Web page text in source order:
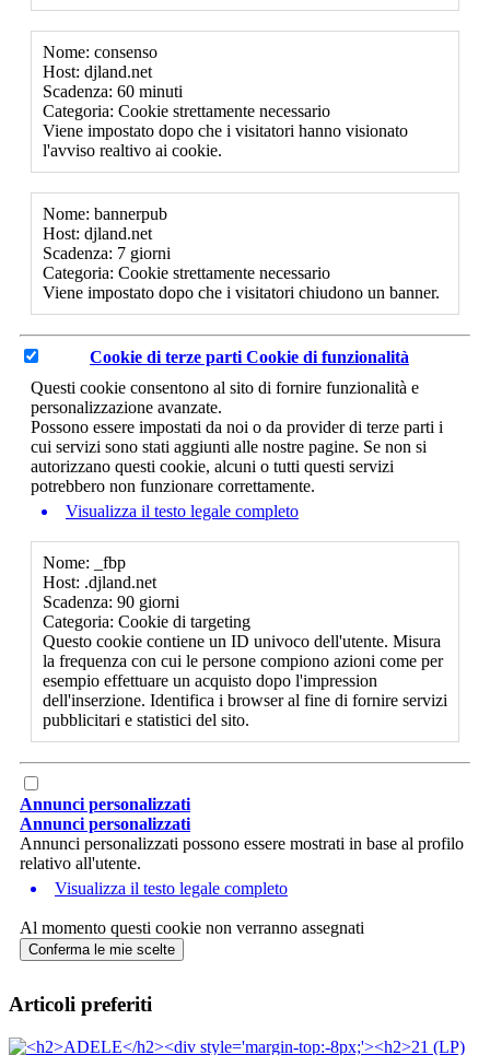
Nome: consenso
Host: djland.net
Scadenza: 60 minuti
Categoria: Cookie strettamente necessario
Viene impostato dopo che i visitatori hanno visionato
l'avviso realtivo ai cookie.
Nome: bannerpub
Host: djland.net
Scadenza: 7 giorni
Categoria: Cookie strettamente necessario
Viene impostato dopo che i visitatori chiudono un banner.
Cookie di terze parti Cookie di funzionalità
Questi cookie consentono al sito di fornire funzionalità e
personalizzazione avanzate.
Possono essere impostati da noi o da provider di terze parti i
cui servizi sono stati aggiunti alle nostre pagine. Se non si
autorizzano questi cookie, alcuni o tutti questi servizi
potrebbero non funzionare correttamente.
Visualizza il testo legale completo
Nome: _fbp
Host: .djland.net
Scadenza: 90 giorni
Categoria: Cookie di targeting
Questo cookie contiene un ID univoco dell'utente. Misura
la frequenza con cui le persone compiono azioni come per
esempio effettuare un acquisto dopo l'impression
dell'inserzione. Identifica i browser al fine di fornire servizi
pubblicitari e statistici del sito.
Annunci personalizzati
Annunci personalizzati
Annunci personalizzati possono essere mostrati in base al profilo
relativo all'utente.
Visualizza il testo legale completo
Al momento questi cookie non verranno assegnati
Conferma le mie scelte
Articoli preferiti